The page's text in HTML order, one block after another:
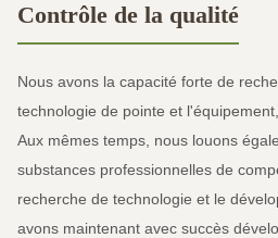
Contrôle de la qualité
Nous avons la capacité forte de
technologie de pointe et
Aux mêmes temps, nous louons
substances professionnelles de
recherche de technologie et le
avons maintenant avec succès